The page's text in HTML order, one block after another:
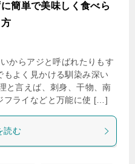
簡単で美味しく食べら
からアジと呼ばれたりもす
もよく見かける馴染み深い
と言えば、刺身、干物、南
フライなどと万能に使 […]
読む